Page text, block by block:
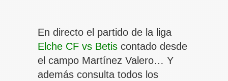
En directo el partido de la liga
Elche CF vs Betis contado desde
el campo Martínez Valero… Y
además consulta todos los